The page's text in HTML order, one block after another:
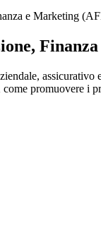
e Marketing
come promuovere i